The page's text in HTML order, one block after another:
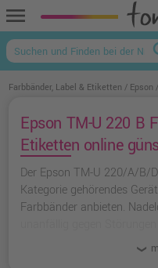
menu
Farbbänder, Label & Etiketten Epson
Epson TM-U 220 B
Etiketten online
Der Epson TM-U 220/A/B/
Kategorie gehörendes
Farbbänder anbieten.
da ihre Farbbänder nicht
produziert und in den